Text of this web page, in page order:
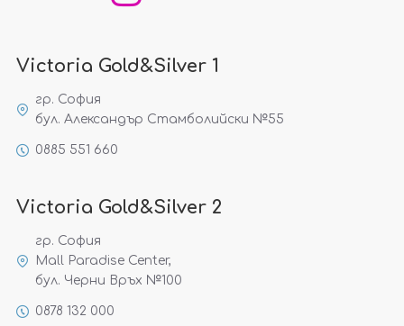
Victoria Gold&Silver 1
гр. София
бул. Александър Стамболийски №55
0885 551 660
Victoria Gold&Silver 2
гр. София
Mall Paradise Center,
бул. Черни Връх №100
0878 132 000